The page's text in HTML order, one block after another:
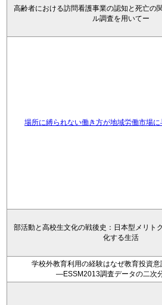
高齢者における訪問看護事業の認知と死亡の
ル調査を用いてー
場所に縛られない働き方が地域労働市場
部活動と高校生文化の戦後史：日本型メリト
化する生活
学校外教育利用の経験はなぜ教育投資
―ESSM2013調査データの二次